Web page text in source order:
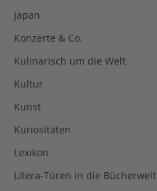
Japan
Konzerte & Co.
Kulinarisch um die Welt
Kultur
Kunst
Kuriositäten
Lexikon
Litera-Türen in die Bücherwelt